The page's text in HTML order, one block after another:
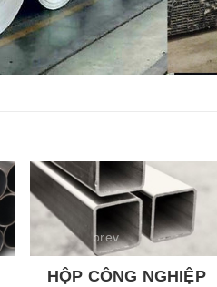
HỘP CÔNG NGHIỆP
prev